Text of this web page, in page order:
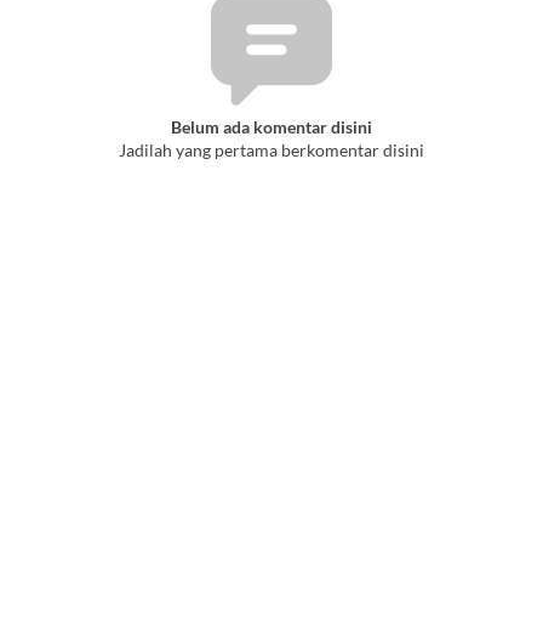
Belum ada komentar disini
Jadilah yang pertama berkomentar disini